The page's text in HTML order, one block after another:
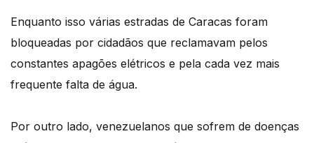
Enquanto isso várias estradas de Caracas foram
bloqueadas por cidadãos que reclamavam pelos
constantes apagões elétricos e pela cada vez mais
frequente falta de água.
Por outro lado, venezuelanos que sofrem de doenças